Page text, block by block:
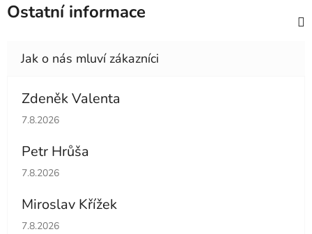
Ostatní informace
Zdeněk Valenta
Hodnocení obchodu je 5 z 5 hvězdiček.
7.8.2026
Petr Hrůša
Hodnocení obchodu je 5 z 5 hvězdiček.
7.8.2026
Miroslav Křížek
Hodnocení obchodu je 5 z 5 hvězdiček.
7.8.2026